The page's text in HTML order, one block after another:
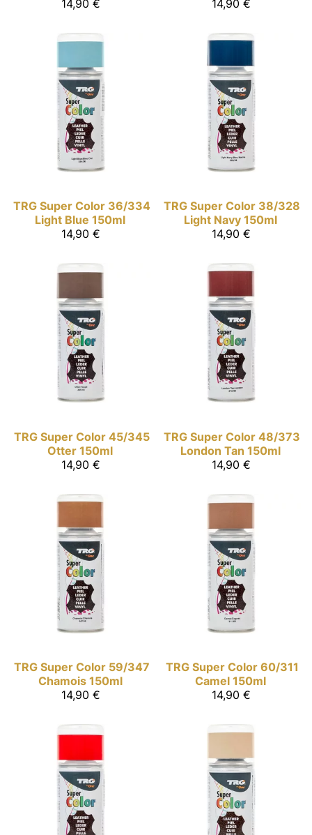
14,90 € 14,90 €
TRG Super Color 36/334
Light Blue 150ml
14,90 €
TRG Super Color 38/328
Light Navy 150ml
14,90 €
TRG Super Color 45/345
Otter 150ml
14,90 €
TRG Super Color 48/373
London Tan 150ml
14,90 €
TRG Super Color 59/347
Chamois 150ml
14,90 €
TRG Super Color 60/311
Camel 150ml
14,90 €